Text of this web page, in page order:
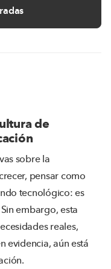
de
sobre la
pensar como
tecnológico: es
embargo, esta
reales,
evidencia, aún está